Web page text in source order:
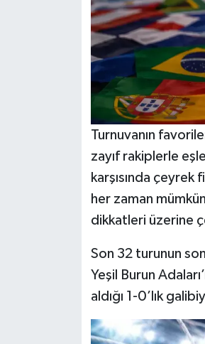
Turnuvanın
zayıf rakiplerle
karşısında çeyrek
her zaman
dikkatleri üzerine
Son 32 turunun
Yeşil Burun
aldığı 1-0’lık